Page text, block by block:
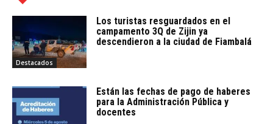
Destacados
Los turistas resguardados en el
campamento 3Q de Zijin ya
descendieron a la ciudad de Fiambalá
Están las fechas de pago de haberes
para la Administración Pública y
docentes